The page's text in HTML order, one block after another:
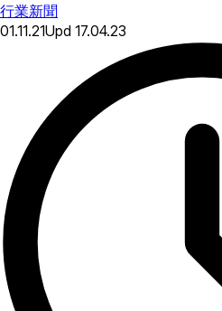
行業新聞
01.11.21Upd 17.04.23